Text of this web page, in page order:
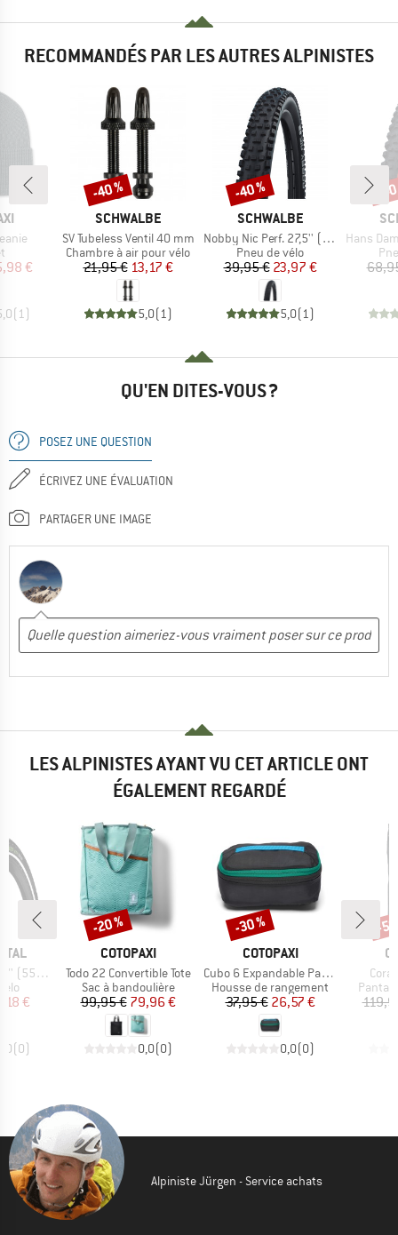
RECOMMANDÉS PAR LES AUTRES ALPINISTES
group
réduit
€
(1)
MARQUE
SCHWALBE
Article
SV Tubeless Ventil 40 mm
Product group
Chambre à air pour vélo
Prix
21,95 €Prix réduit
13,17 €
5,0(1)
Remise
-40 %
MARQUE
SCHWALBE
Article
Nobby Nic Perf. 27,5'' (57-584) Twinskin FB TLR
Product group
Pneu de vélo
Prix
39,95 €Prix réduit
23,97 €
5,0(1)
Remise
-40 %
Article
Hans Dampf Evo
-
QU'EN DITES-VOUS ?
POSEZ UNE QUESTION
ÉCRIVEZ UNE ÉVALUATION
PARTAGER UNE IMAGE
LES ALPINISTES AYANT VU CET ARTICLE ONT
ÉGALEMENT REGARDÉ
Wire
réduit
€
(0)
MARQUE
COTOPAXI
Article
Todo 22 Convertible Tote
Product group
Sac à bandoulière
Prix
99,95 €Prix réduit
79,96 €
0,0(0)
Remise
-20 %
MARQUE
COTOPAXI
Article
Cubo 6 Expandable Packing Cube
Product group
Housse de rangement
Prix
37,95 € Prix réduit
26,57 €
0,0(0)
Remise
-30 % -
Alpiniste Jürgen - Service achats